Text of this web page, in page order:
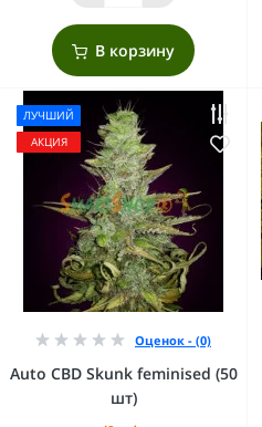
В корзину
ЛУЧШИЙ
АКЦИЯ
Оценок - (0)
Auto CBD Skunk feminised (50
шт)